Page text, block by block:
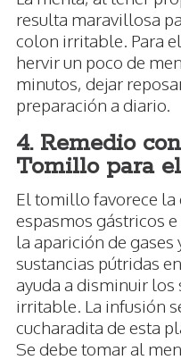
resulta maravillosa
colon irritable. Para
hervir un poco de
minutos, dejar
preparación a diario.
4. Remedio
Tomillo para
El tomillo favorece
espasmos gástricos
la aparición de gases
sustancias pútridas
ayuda a disminuir
irritable. La infusión
cucharadita de esta
Se debe tomar al